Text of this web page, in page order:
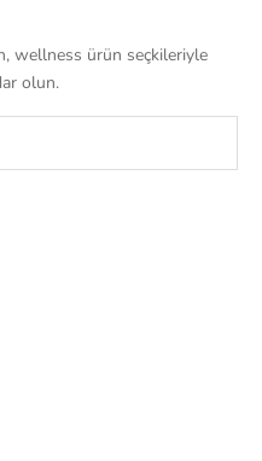
wellness ürün seçkileriyle
olun.